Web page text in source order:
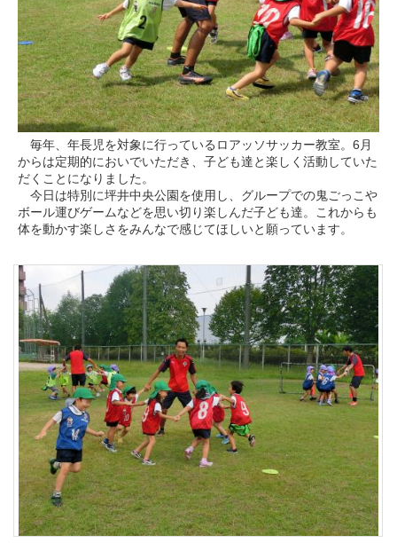
毎年、年長児を対象に行っているロアッソサッカー教室。6月
からは定期的においでいただき、子ども達と楽しく活動していた
だくことになりました。
今日は特別に坪井中央公園を使用し、グループでの鬼ごっこや
ボール運びゲームなどを思い切り楽しんだ子ども達。これからも
体を動かす楽しさをみんなで感じてほしいと願っています。